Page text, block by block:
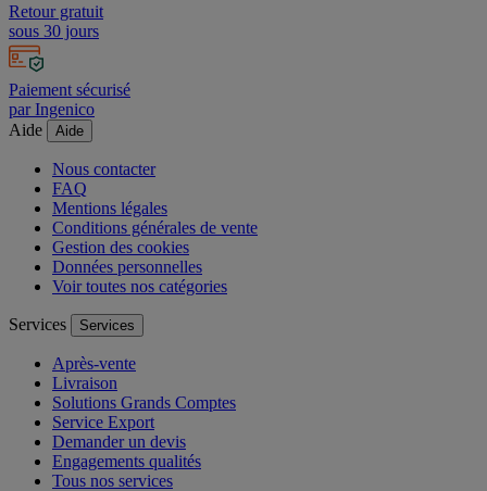
Retour gratuit
sous 30 jours
Paiement sécurisé
par Ingenico
Aide
Aide
Nous contacter
FAQ
Mentions légales
Conditions générales de vente
Gestion des cookies
Données personnelles
Voir toutes nos catégories
Services Services
Après-vente
Livraison
Solutions Grands Comptes
Service Export
Demander un devis
Engagements qualités
Tous nos services